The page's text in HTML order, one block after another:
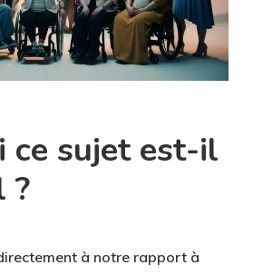
ce sujet est-il
?
à notre rapport à